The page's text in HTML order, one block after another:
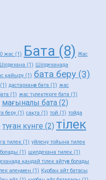
жас (1) Бата (8) Жас
(1) Шілдеханада
қайыру (1) бата беру (3)
(1) дастарханға бата (1) жас
(1) жас түлектерге бата (1)
мағыналы бата (2)
беру (1) сақта (1) той (1) тойда
туған күнге (2) тілек
тилек (1) уйлену тойына тилек
(1) шилдехана тилек (1)
қандай тілек айтуға болады
өлеңмен (1) Құрбан айт батасы